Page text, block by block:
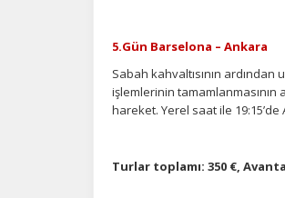
5.Gün Barselona – Ankara
Sabah kahvaltısının
işlemlerinin tamamlanmasının
hareket. Yerel saat ile 19:15’de
Turlar toplamı: 350 €,